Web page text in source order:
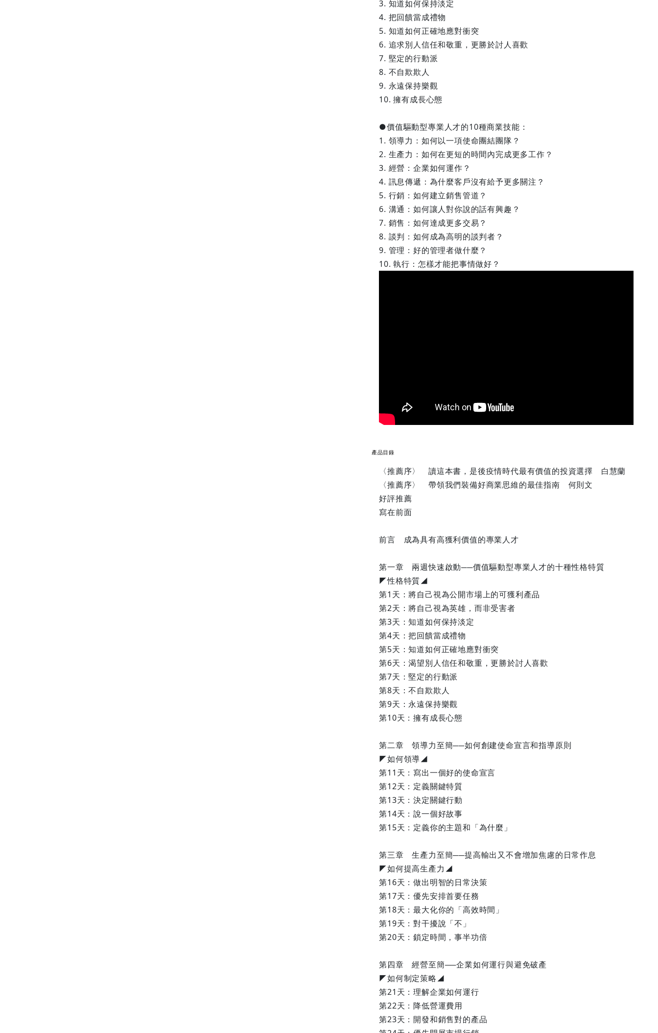
3. 知道如何保持淡定
4. 把回饋當成禮物
5. 知道如何正確地應對衝突
6. 追求別人信任和敬重，更勝於討人喜歡
7. 堅定的行動派
8. 不自欺欺人
9. 永遠保持樂觀
10. 擁有成長心態
●價值驅動型專業人才的10種商業技能：
1. 領導力：如何以一項使命團結團隊？
2. 生產力：如何在更短的時間內完成更多工作？
3. 經營：企業如何運作？
4. 訊息傳遞：為什麼客戶沒有給予更多關注？
5. 行銷：如何建立銷售管道？
6. 溝通：如何讓人對你說的話有興趣？
7. 銷售：如何達成更多交易？
8. 談判：如何成為高明的談判者？
9. 管理：好的管理者做什麼？
10. 執行：怎樣才能把事情做好？
產品目錄
〈推薦序〉 讀這本書，是後疫情時代最有價值的投資選擇 白慧蘭
〈推薦序〉 帶領我們裝備好商業思維的最佳指南 何則文
好評推薦
寫在前面
前言 成為具有高獲利價值的專業人才
第一章 兩週快速啟動──價值驅動型專業人才的十種性格特質
◤性格特質◢
第1天：將自己視為公開市場上的可獲利產品
第2天：將自己視為英雄，而非受害者
第3天：知道如何保持淡定
第4天：把回饋當成禮物
第5天：知道如何正確地應對衝突
第6天：渴望別人信任和敬重，更勝於討人喜歡
第7天：堅定的行動派
第8天：不自欺欺人
第9天：永遠保持樂觀
第10天：擁有成長心態
第二章 領導力至簡──如何創建使命宣言和指導原則
◤如何領導◢
第11天：寫出一個好的使命宣言
第12天：定義關鍵特質
第13天：決定關鍵行動
第14天：說一個好故事
第15天：定義你的主題和「為什麼」
第三章 生產力至簡──提高輸出又不會增加焦慮的日常作息
◤如何提高生產力◢
第16天：做出明智的日常決策
第17天：優先安排首要任務
第18天：最大化你的「高效時間」
第19天：對干擾說「不」
第20天：鎖定時間，事半功倍
第四章 經營至簡──企業如何運行與避免破產
◤如何制定策略◢
第21天：理解企業如何運行
第22天：降低營運費用
第23天：開發和銷售對的產品